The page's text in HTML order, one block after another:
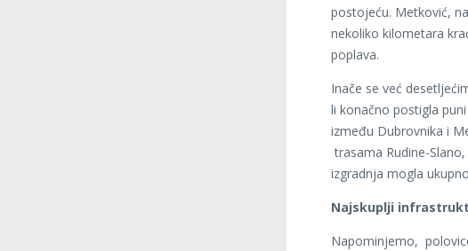
postojeću. Metković,
nekoliko kilometara
poplava.
Inače se već
li konačno postigla
između Dubrovnika i
trasama Rudine-
izgradnja mogla
Najskuplji
Napominjemo,